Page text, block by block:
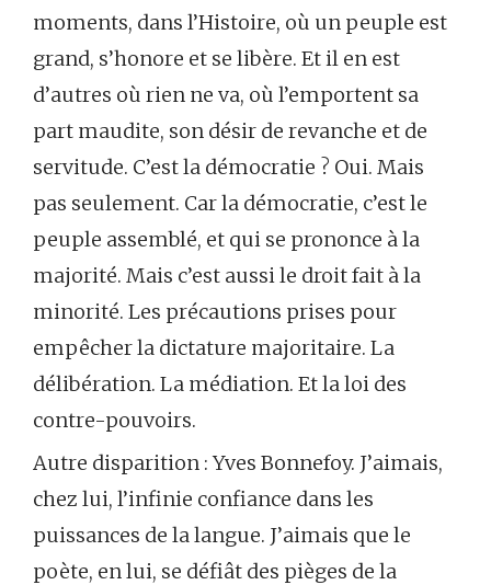
moments, dans l’Histoire, où un peuple est
grand, s’honore et se libère. Et il en est
d’autres où rien ne va, où l’emportent sa
part maudite, son désir de revanche et de
servitude. C’est la démocratie ? Oui. Mais
pas seulement. Car la démocratie, c’est le
peuple assemblé, et qui se prononce à la
majorité. Mais c’est aussi le droit fait à la
minorité. Les précautions prises pour
empêcher la dictature majoritaire. La
délibération. La médiation. Et la loi des
contre-pouvoirs.
Autre disparition : Yves Bonnefoy. J’aimais,
chez lui, l’infinie confiance dans les
puissances de la langue. J’aimais que le
poète, en lui, se défiât des pièges de la